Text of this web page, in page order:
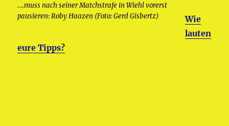
….muss nach seiner Matchstrafe in Wiehl vorerst
pausieren: Roby Haazen (Foto: Gerd Gisbertz)
Wie
lauten
eure Tipps?